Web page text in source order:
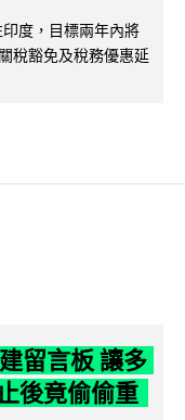
度，目標兩年內將
稅豁免及稅務優惠延
留言板 讓多
後竟偷偷重